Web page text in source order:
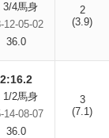
3/4馬身
12-05-02
36.0
2
(3.9)
2:16.2
1/2馬身
14-08-07
36.0
3
(7.1)